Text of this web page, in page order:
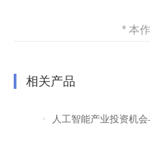
* 本
相关产品
人工智能产业投资机